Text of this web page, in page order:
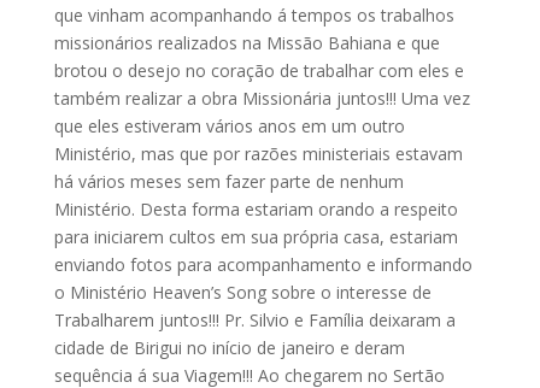
que vinham acompanhando á tempos os trabalhos
missionários realizados na Missão Bahiana e que
brotou o desejo no coração de trabalhar com eles e
também realizar a obra Missionária juntos!!! Uma vez
que eles estiveram vários anos em um outro
Ministério, mas que por razões ministeriais estavam
há vários meses sem fazer parte de nenhum
Ministério. Desta forma estariam orando a respeito
para iniciarem cultos em sua própria casa, estariam
enviando fotos para acompanhamento e informando
o Ministério Heaven’s Song sobre o interesse de
Trabalharem juntos!!! Pr. Silvio e Família deixaram a
cidade de Birigui no início de janeiro e deram
sequência á sua Viagem!!! Ao chegarem no Sertão